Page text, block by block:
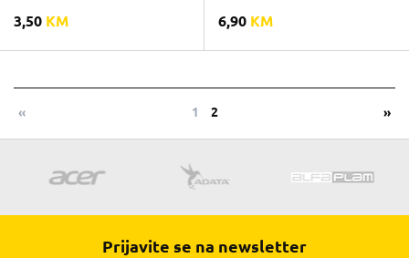
3,50 KM 6,90 KM
« 1 2 »
Prijavite se na newsletter